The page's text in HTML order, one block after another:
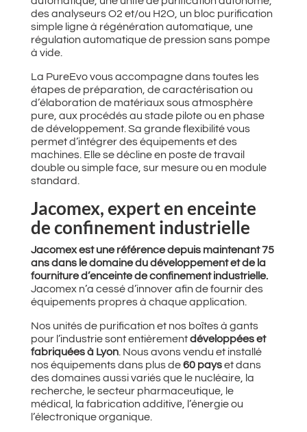
des analyseurs O2 et/ou H2O, un bloc purification
simple ligne à régénération automatique, une
régulation automatique de pression sans pompe
à vide.
La PureEvo vous accompagne dans toutes les
étapes de préparation, de caractérisation ou
d’élaboration de matériaux sous atmosphère
pure, aux procédés au stade pilote ou en phase
de développement. Sa grande flexibilité vous
permet d’intégrer des équipements et des
machines. Elle se décline en poste de travail
double ou simple face, sur mesure ou en module
standard.
Jacomex, expert en enceinte
de confinement industrielle
Jacomex est une référence depuis maintenant 75
ans dans le domaine du développement et de la
fourniture d’enceinte de confinement industrielle.
Jacomex n’a cessé d’innover afin de fournir des
équipements propres à chaque application.
Nos unités de purification et nos boîtes à gants
pour l’industrie sont entièrementdéveloppées et
fabriquées à Lyon. Nous avons vendu et installé
nos équipements dans plus de60 payset dans
des domaines aussi variés que le nucléaire, la
recherche, le secteur pharmaceutique, le
médical, la fabrication additive, l’énergie ou
l’électronique organique.